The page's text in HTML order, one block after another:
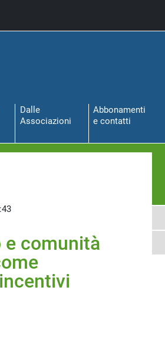
Dalle
Associazioni
Abbonamenti
e contatti
comunità